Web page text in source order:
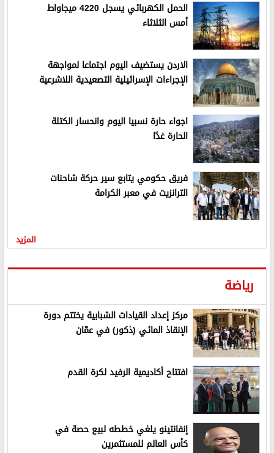
الحمل الكهربائي يسجل 4220 ميجاواط
أمس الثلاثاء
الاردن يستضيف اليوم اجتماعا لمواجهة
الإجراءات الإسرائيلية التصعيدية اللاشرعية
اجواء حارة نسبيا اليوم وانحسار الكتلة
الحارة غدًا
فريق حكومي يتابع سير حركة شاحنات
الترانزيت في معبر الكرامة
المزيد
رياضة
مركز إعداد القيادات الشبابية يختتم دورة
الإنقاذ المائي (ذكور) في عمّان
افتتاح أكاديمية الرفيد لكرة القدم
إنفانتينو يلغي خططه لبيع حصة في
كأس العالم للمستثمرين